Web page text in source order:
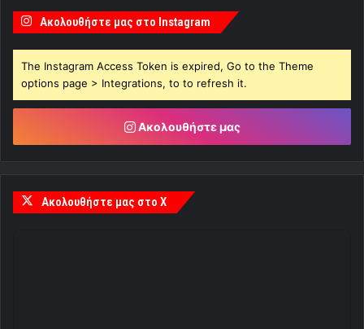
Ακολουθήστε μας στο Instagram
The Instagram Access Token is expired, Go to the Theme
options page > Integrations, to to refresh it.
Ακολουθήστε μας
Ακολουθήστε μας στο X